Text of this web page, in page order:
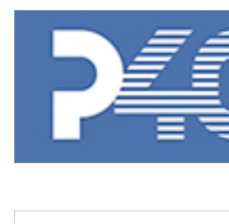
Главная»
Новости